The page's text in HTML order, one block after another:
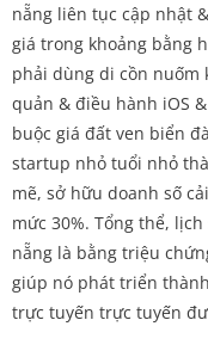
nẵng liên tục cập nhật
giá trong khoảng bằng
phải dùng di cồn nuốm
quản & điều hành iOS
buộc giá đất ven biển
startup nhỏ tuổi nhỏ
mẽ, sở hữu doanh số
mức 30%. Tổng thể,
nẵng là bằng triệu
giúp nó phát triển
trực tuyến trực tuyến